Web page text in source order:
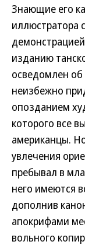
Знающие его
иллюстратора
изданию
осведомлен об
неизбежно
опозданием
которого все
американцы.
увлечения
пребывал в
него имеются
дополнив
апокрифами
вольного